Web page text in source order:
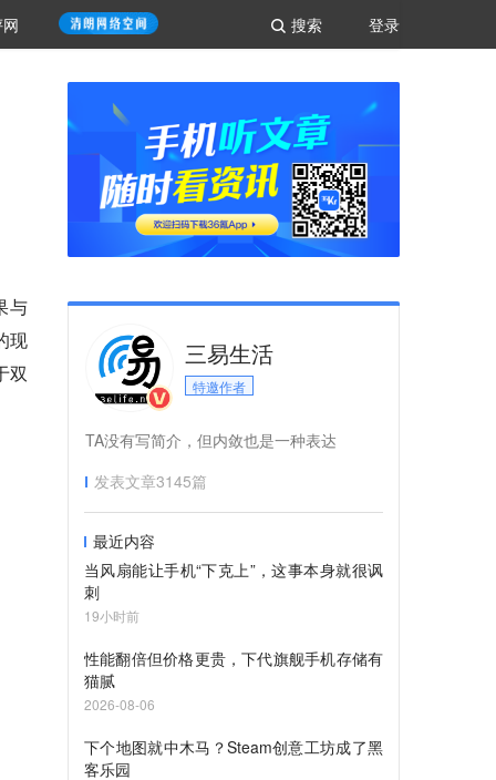
登录
搜索
与
现
双
三易生活
特邀作者
TA没有写简介，但内敛也是一种表达
发表文章3145篇
最近内容
当风扇能让手机“下克上”，这事本身就很讽
刺
19小时前
性能翻倍但价格更贵，下代旗舰手机存储有
猫腻
2026-08-06
下个地图就中木马？Steam创意工坊成了黑
客乐园